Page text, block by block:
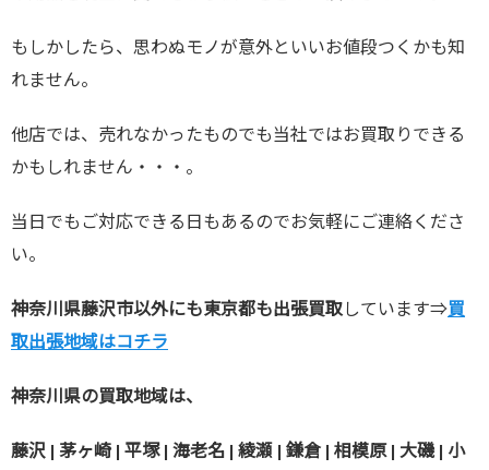
もしかしたら、思わぬモノが意外といいお値段つくかも知
れません。
他店では、売れなかったものでも当社ではお買取りできる
かもしれません・・・。
当日でもご対応できる日もあるのでお気軽にご連絡くださ
い。
神奈川県藤沢市以外にも東京都も出張買取しています⇒買
取出張地域はコチラ
神奈川県の買取地域は、
藤沢 | 茅ヶ崎 | 平塚 | 海老名 | 綾瀬 | 鎌倉 | 相模原 | 大磯 | 小